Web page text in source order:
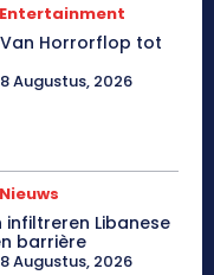
Horrorflop tot
8 Augustus, 2026
Libanese
barrière
8 Augustus, 2026